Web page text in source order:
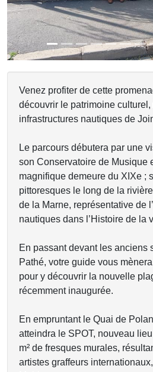
Venez profiter de cette
découvrir le patrimoine culturel,
infrastructures nautiques de
Le parcours débutera par une
son Conservatoire de Musique
magnifique demeure du XIXe ;
pittoresques le long de la
de la Marne, représentative de
nautiques dans l’Histoire de la
En passant devant les anciens
Pathé, votre guide vous
pour y découvrir la nouvelle
récemment inaugurée.
En empruntant le Quai de
atteindra le SPOT, nouveau
m² de fresques murales,
artistes graffeurs